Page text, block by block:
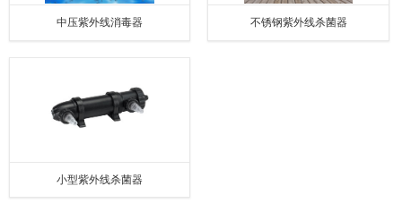
中压紫外线消毒器 不锈钢紫外线杀菌器
小型紫外线杀菌器